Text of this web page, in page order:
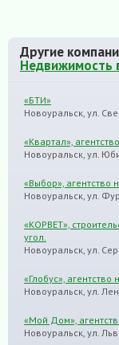
Другие
Недвижимость
«БТИ»
Новоуральск, ул.
«Квартал»,
Новоуральск, ул.
«Выбор», агентство
Новоуральск, ул.
«КОРВЕТ»,
угол.
Новоуральск, ул.
«Глобус»,
Новоуральск, ул.
«Мой Дом»,
Новоуральск, ул.